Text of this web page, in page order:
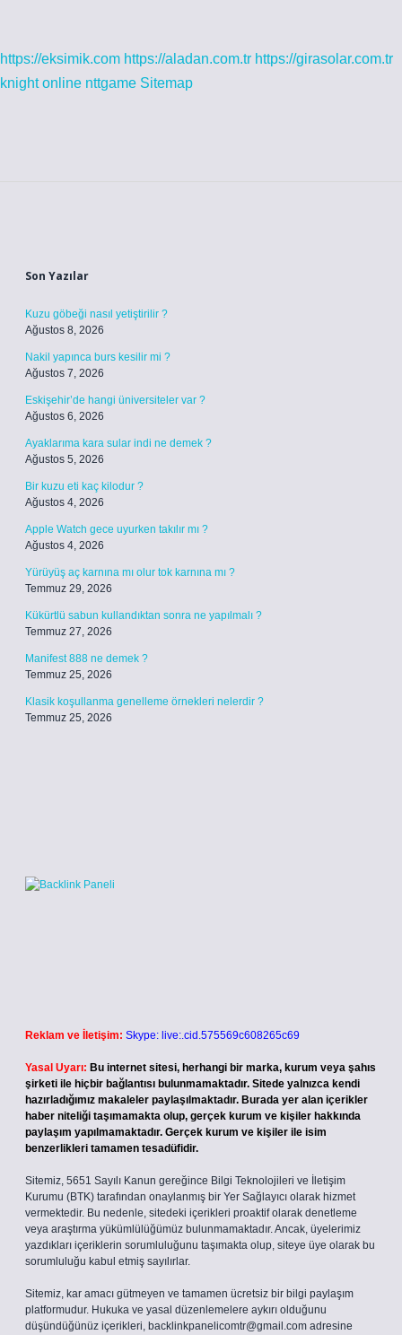
https://eksimik.com https://aladan.com.tr https://girasolar.com.tr
knight online nttgame Sitemap
Son Yazılar
Kuzu göbeği nasıl yetiştirilir ?
Ağustos 8, 2026
Nakil yapınca burs kesilir mi ?
Ağustos 7, 2026
Eskişehir’de hangi üniversiteler var ?
Ağustos 6, 2026
Ayaklarıma kara sular indi ne demek ?
Ağustos 5, 2026
Bir kuzu eti kaç kilodur ?
Ağustos 4, 2026
Apple Watch gece uyurken takılır mı ?
Ağustos 4, 2026
Yürüyüş aç karnına mı olur tok karnına mı ?
Temmuz 29, 2026
Kükürtlü sabun kullandıktan sonra ne yapılmalı ?
Temmuz 27, 2026
Manifest 888 ne demek ?
Temmuz 25, 2026
Klasik koşullanma genelleme örnekleri nelerdir ?
Temmuz 25, 2026
Reklam ve İletişim: Skype: live:.cid.575569c608265c69
Yasal Uyarı: Bu internet sitesi, herhangi bir marka, kurum veya şahıs
şirketi ile hiçbir bağlantısı bulunmamaktadır. Sitede yalnızca kendi
hazırladığımız makaleler paylaşılmaktadır. Burada yer alan içerikler
haber niteliği taşımamakta olup, gerçek kurum ve kişiler hakkında
paylaşım yapılmamaktadır. Gerçek kurum ve kişiler ile isim
benzerlikleri tamamen tesadüfidir.
Sitemiz, 5651 Sayılı Kanun gereğince Bilgi Teknolojileri ve İletişim
Kurumu (BTK) tarafından onaylanmış bir Yer Sağlayıcı olarak hizmet
vermektedir. Bu nedenle, sitedeki içerikleri proaktif olarak denetleme
veya araştırma yükümlülüğümüz bulunmamaktadır. Ancak, üyelerimiz
yazdıkları içeriklerin sorumluluğunu taşımakta olup, siteye üye olarak bu
sorumluluğu kabul etmiş sayılırlar.
Sitemiz, kar amacı gütmeyen ve tamamen ücretsiz bir bilgi paylaşım
platformudur. Hukuka ve yasal düzenlemelere aykırı olduğunu
düşündüğünüz içerikleri, backlinkpanelicomtr@gmail.com adresine